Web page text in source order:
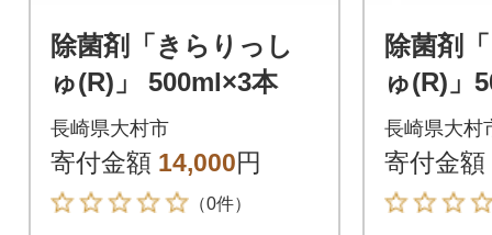
除菌剤「きらりっし
ゅ(R)」 500ml×3本
長崎県大村市
寄付金額 14,000円
（0件）
除菌剤
ゅ(R)」
長崎県大村
寄付金額